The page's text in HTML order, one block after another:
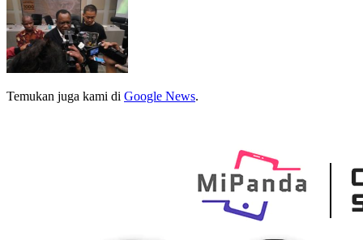
Temukan juga kami di Google News.